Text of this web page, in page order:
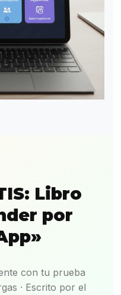
Libro
por
con tu prueba
· Escrito por el